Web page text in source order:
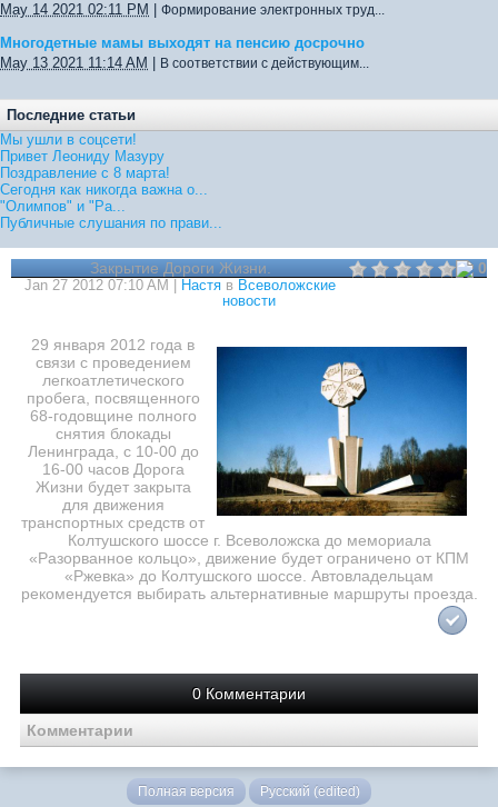
May 14 2021 02:11 PM
Формирование электронных труд...
Многодетные мамы выходят на пенсию досрочно
May 13 2021 11:14 AM
В соответствии с действующим...
Последние статьи
Мы ушли в соцсети!
Привет Леониду Мазуру
Поздравление с 8 марта!
Сегодня как никогда важна о...
"Олимпов" и "Ра...
Публичные слушания по прави...
0
Закрытие Дороги Жизни.
Jan 27 2012 07:10 AM | Настя в Всеволожские
новости
29 января 2012 года в
связи с проведением
легкоатлетического
пробега, посвященного
68-годовщине полного
снятия блокады
Ленинграда, с 10-00 до
16-00 часов Дорога
Жизни будет закрыта
для движения
транспортных средств от
Колтушского шоссе г. Всеволожска до мемориала
«Разорванное кольцо», движение будет ограничено от КПМ
«Ржевка» до Колтушского шоссе. Автовладельцам
рекомендуется выбирать альтернативные маршруты проезда.
0 Комментарии
Комментарии
Полная версия Русский (edited)